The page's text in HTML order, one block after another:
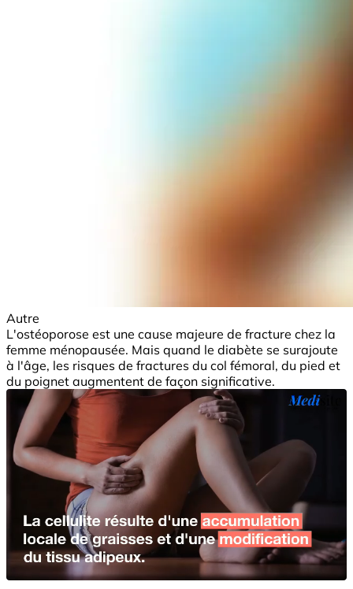
Autre
L'ostéoporose est une cause majeure de fracture chez la
femme ménopausée. Mais quand le diabète se surajoute
à l'âge, les risques de fractures du col fémoral, du pied et
du poignet augmentent de façon significative.